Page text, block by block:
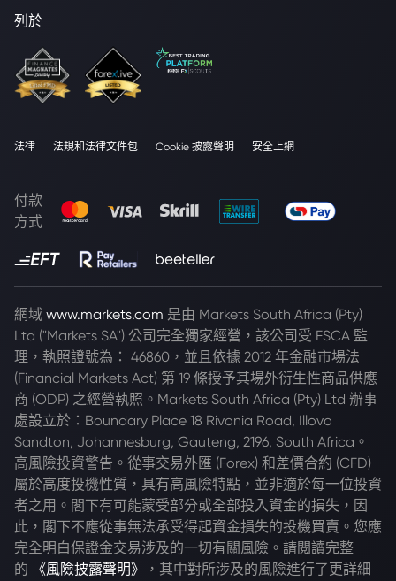
列於
法律 法規和法律文件包 Cookie 披露聲明 安全上網
付款
方式
網域 www.markets.com 是由 Markets South Africa (Pty)
Ltd ("Markets SA") 公司完全獨家經營，該公司受 FSCA 監
理，執照證號為： 46860，並且依據 2012 年金融市場法
(Financial Markets Act) 第 19 條授予其場外衍生性商品供應
商 (ODP) 之經營執照。Markets South Africa (Pty) Ltd 辦事
處設立於：Boundary Place 18 Rivonia Road, Illovo
Sandton, Johannesburg, Gauteng, 2196, South Africa。
高風險投資警告。從事交易外匯 (Forex) 和差價合約 (CFD)
屬於高度投機性質，具有高風險特點，並非適於每一位投資
者之用。閣下有可能蒙受部分或全部投入資金的損失，因
此，閣下不應從事無法承受得起資金損失的投機買賣。您應
完全明白保證金交易涉及的一切有關風險。請閱讀完整
的
《風險披露聲明》 ，其中對所涉及的風險進行了更詳細